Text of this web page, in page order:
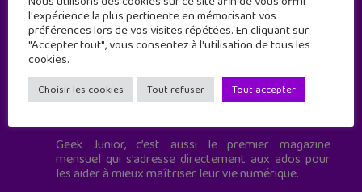
Geek Junior est le premier site de culture numérique
Geek Junior, c’est aussi le premier magazine
mensuel qui s’adresse directement aux ados pour
les aider à mieux maîtriser leur vie numérique.
l'expérience la plus pertinente en mémorisant vos
préférences lors de vos visites répétées. En cliquant sur
"Accepter tout", vous consentez à l'utilisation de tous les
cookies.
Choisir les cookies Tout refuser Tout accepter